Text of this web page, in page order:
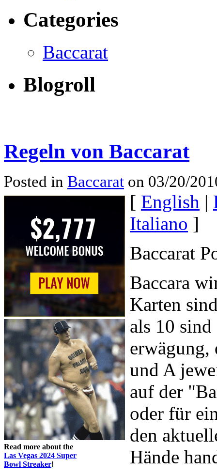
Categories
Baccarat
Blogroll
Regeln von Baccarat
Posted in Baccarat on 03/20/
Read more about the
Las Vegas 2024 Super
Bowl Streaker!
[ English |
Italiano ]
Baccarat
Baccara
Karten
als 10
erwägung,
und A
auf der
oder für
den
Hände